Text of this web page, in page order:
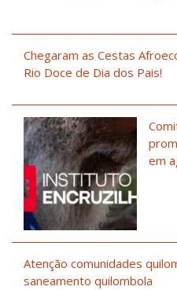
Chegaram as Cestas
Rio Doce de Dia dos Pais!
em
Atenção comunidades
saneamento quilombola